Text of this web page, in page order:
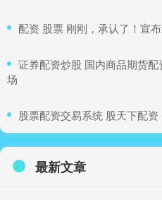
配资 股票 刚刚，承认了！宣
证券配资炒股 国内商品期货
场
股票配资交易系统 股天下配
最新文章